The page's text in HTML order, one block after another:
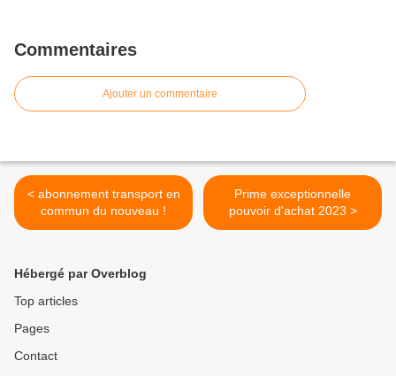
Commentaires
Ajouter un commentaire
< abonnement transport en
commun du nouveau !
Prime exceptionnelle
pouvoir d'achat 2023 >
Hébergé par Overblog
Top articles
Pages
Contact